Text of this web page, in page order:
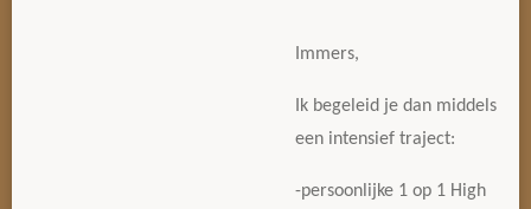
Immers,
Ik begeleid je dan middels
een intensief traject:
-persoonlijke 1 op 1 High